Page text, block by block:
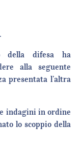
della difesa ha
alla seguente
presentata l’altra
indagini in ordine
lo scoppio della